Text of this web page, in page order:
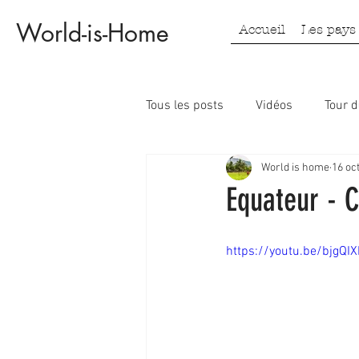
World-is-Home Accueil Les pays
Tous les posts Vidéos Tour
Vietnam
Equateur -
World is home 16
https://youtu.be/